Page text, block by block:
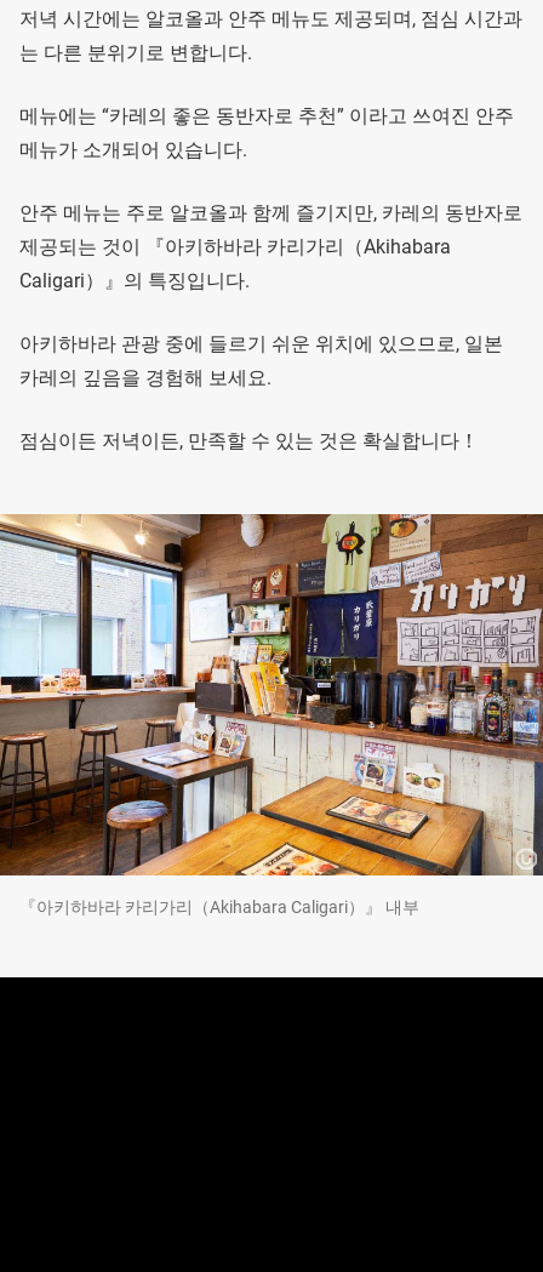
저녁 시간에는 알코올과 안주 메뉴도 제공되며, 점심 시간과
는 다른 분위기로 변합니다.
메뉴에는 “카레의 좋은 동반자로 추천” 이라고 쓰여진 안주
메뉴가 소개되어 있습니다.
안주 메뉴는 주로 알코올과 함께 즐기지만, 카레의 동반자로
제공되는 것이 『아키하바라 카리가리（Akihabara
Caligari）』의 특징입니다.
아키하바라 관광 중에 들르기 쉬운 위치에 있으므로, 일본
카레의 깊음을 경험해 보세요.
점심이든 저녁이든, 만족할 수 있는 것은 확실합니다！
『아키하바라 카리가리（Akihabara Caligari）』 내부